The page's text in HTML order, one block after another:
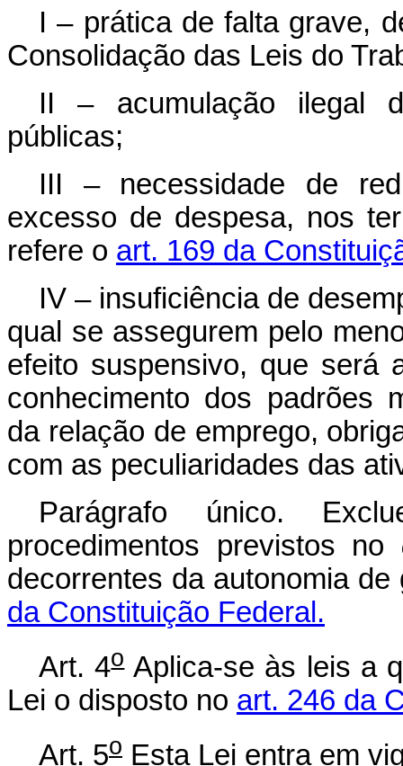
I – prática de falta grave,
Consolidação das Leis do
II – acumulação ilegal
públicas;
III – necessidade de
excesso de despesa, nos
refere o art. 169 da
IV – insuficiência de
qual se assegurem pelo
efeito suspensivo, que será
conhecimento dos padrões
da relação de emprego,
com as peculiaridades das
Parágrafo único.
procedimentos previstos no
decorrentes da autonomia
da Constituição Federal.
Art. 4oAplica-se às leis a
Lei o disposto no art. 246 da
Art. 5o Esta Lei entra em